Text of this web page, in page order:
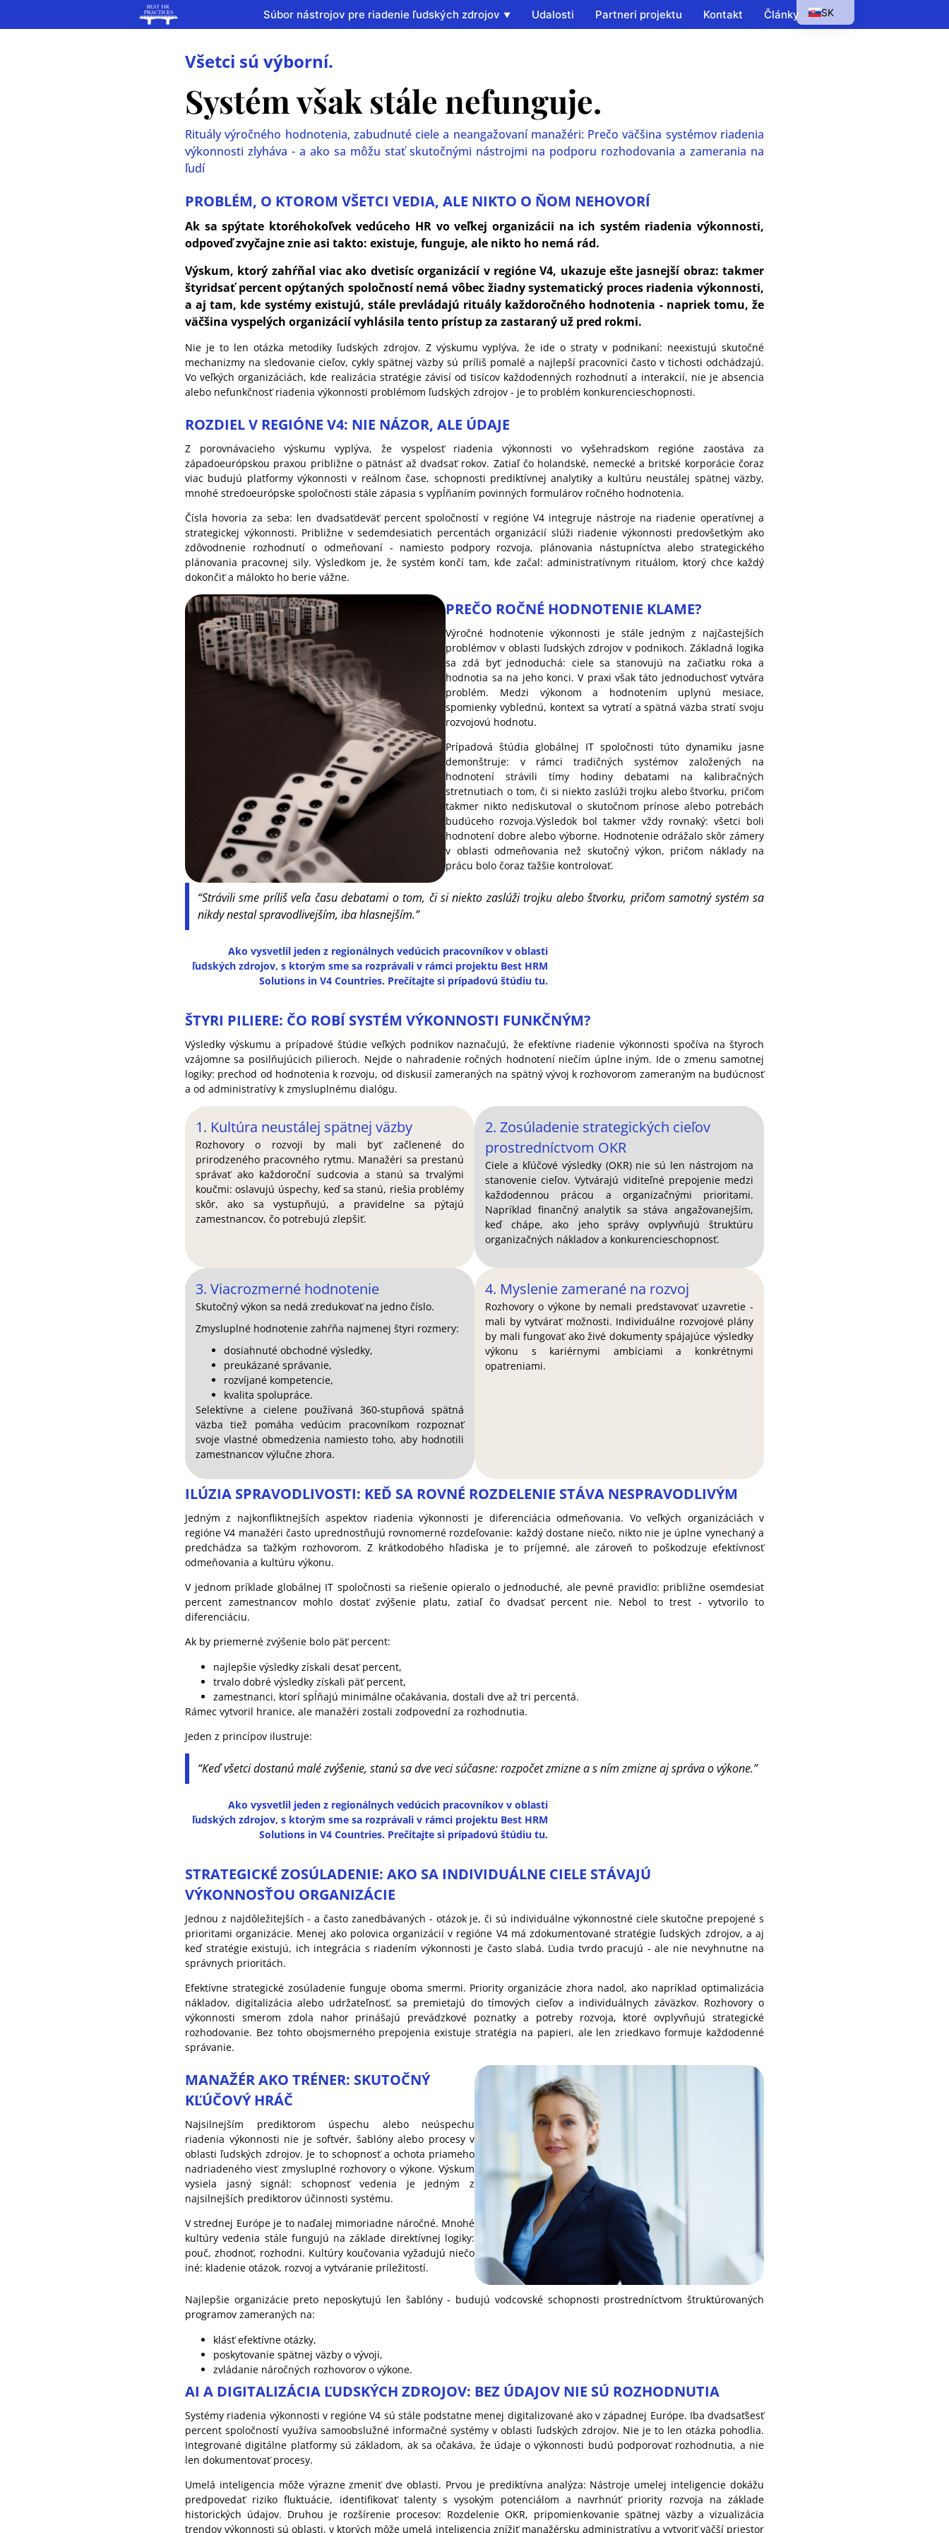
Súbor nástrojov pre riadenie ľudských zdrojov Udalosti Partneri projektu Kontakt Články
Všetci sú výborní.
Systém však stále nefunguje.
Rituály výročného hodnotenia, zabudnuté ciele a neangažovaní manažéri: Prečo väčšina systémov riadenia
výkonnosti zlyháva - a ako sa môžu stať skutočnými nástrojmi na podporu rozhodovania a zamerania na
ľudí
PROBLÉM, O KTOROM VŠETCI VEDIA, ALE NIKTO O ŇOM NEHOVORÍ
Ak sa spýtate ktoréhokoľvek vedúceho HR vo veľkej organizácii na ich systém riadenia výkonnosti,
odpoveď zvyčajne znie asi takto: existuje, funguje, ale nikto ho nemá rád.
Výskum, ktorý zahŕňal viac ako dvetisíc organizácií v regióne V4, ukazuje ešte jasnejší obraz: takmer
štyridsať percent opýtaných spoločností nemá vôbec žiadny systematický proces riadenia výkonnosti,
a aj tam, kde systémy existujú, stále prevládajú rituály každoročného hodnotenia - napriek tomu, že
väčšina vyspelých organizácií vyhlásila tento prístup za zastaraný už pred rokmi.
Nie je to len otázka metodiky ľudských zdrojov. Z výskumu vyplýva, že ide o straty v podnikaní: neexistujú skutočné
mechanizmy na sledovanie cieľov, cykly spätnej väzby sú príliš pomalé a najlepší pracovníci často v tichosti odchádzajú.
Vo veľkých organizáciách, kde realizácia stratégie závisí od tisícov každodenných rozhodnutí a interakcií, nie je absencia
alebo nefunkčnosť riadenia výkonnosti problémom ľudských zdrojov - je to problém konkurencieschopnosti.
ROZDIEL V REGIÓNE V4: NIE NÁZOR, ALE ÚDAJE
Z porovnávacieho výskumu vyplýva, že vyspelosť riadenia výkonnosti vo vyšehradskom regióne zaostáva za
západoeurópskou praxou približne o pätnásť až dvadsať rokov. Zatiaľ čo holandské, nemecké a britské korporácie čoraz
viac budujú platformy výkonnosti v reálnom čase, schopnosti prediktívnej analytiky a kultúru neustálej spätnej väzby,
mnohé stredoeurópske spoločnosti stále zápasia s vypĺňaním povinných formulárov ročného hodnotenia.
Čísla hovoria za seba: len dvadsaťdeväť percent spoločností v regióne V4 integruje nástroje na riadenie operatívnej a
strategickej výkonnosti. Približne v sedemdesiatich percentách organizácií slúži riadenie výkonnosti predovšetkým ako
zdôvodnenie rozhodnutí o odmeňovaní - namiesto podpory rozvoja, plánovania nástupníctva alebo strategického
plánovania pracovnej sily. Výsledkom je, že systém končí tam, kde začal: administratívnym rituálom, ktorý chce každý
dokončiť a málokto ho berie vážne.
PREČO ROČNÉ HODNOTENIE KLAME?
Výročné hodnotenie výkonnosti je stále jedným z najčastejších
problémov v oblasti ľudských zdrojov v podnikoch. Základná logika
sa zdá byť jednoduchá: ciele sa stanovujú na začiatku roka a
hodnotia sa na jeho konci. V praxi však táto jednoduchosť vytvára
problém. Medzi výkonom a hodnotením uplynú mesiace,
spomienky vyblednú, kontext sa vytratí a spätná väzba stratí svoju
rozvojovú hodnotu.
Prípadová štúdia globálnej IT spoločnosti túto dynamiku jasne
demonštruje: v rámci tradičných systémov založených na
hodnotení strávili tímy hodiny debatami na kalibračných
stretnutiach o tom, či si niekto zaslúži trojku alebo štvorku, pričom
takmer nikto nediskutoval o skutočnom prínose alebo potrebách
budúceho rozvoja.Výsledok bol takmer vždy rovnaký: všetci boli
hodnotení dobre alebo výborne. Hodnotenie odrážalo skôr zámery
v oblasti odmeňovania než skutočný výkon, pričom náklady na
prácu bolo čoraz ťažšie kontrolovať.
“Strávili sme príliš veľa času debatami o tom, či si niekto zaslúži trojku alebo štvorku, pričom samotný systém sa
nikdy nestal spravodlivejším, iba hlasnejším.”
Ako vysvetlil jeden z regionálnych vedúcich pracovníkov v oblasti
ľudských zdrojov, s ktorým sme sa rozprávali v rámci projektu Best HRM
Solutions in V4 Countries. Prečítajte si prípadovú štúdiu tu.
ŠTYRI PILIERE: ČO ROBÍ SYSTÉM VÝKONNOSTI FUNKČNÝM?
Výsledky výskumu a prípadové štúdie veľkých podnikov naznačujú, že efektívne riadenie výkonnosti spočíva na štyroch
vzájomne sa posilňujúcich pilieroch. Nejde o nahradenie ročných hodnotení niečím úplne iným. Ide o zmenu samotnej
logiky: prechod od hodnotenia k rozvoju, od diskusií zameraných na spätný vývoj k rozhovorom zameraným na budúcnosť
a od administratívy k zmysluplnému dialógu.
1. Kultúra neustálej spätnej väzby
Rozhovory o rozvoji by mali byť začlenené do
prirodzeného pracovného rytmu. Manažéri sa prestanú
správať ako každoroční sudcovia a stanú sa trvalými
koučmi: oslavujú úspechy, keď sa stanú, riešia problémy
skôr, ako sa vystupňujú, a pravidelne sa pýtajú
zamestnancov, čo potrebujú zlepšiť.
2. Zosúladenie strategických cieľov
prostredníctvom OKR
Ciele a kľúčové výsledky (OKR) nie sú len nástrojom na
stanovenie cieľov. Vytvárajú viditeľné prepojenie medzi
každodennou prácou a organizačnými prioritami.
Napríklad finančný analytik sa stáva angažovanejším,
keď chápe, ako jeho správy ovplyvňujú štruktúru
organizačných nákladov a konkurencieschopnosť.
3. Viacrozmerné hodnotenie
Skutočný výkon sa nedá zredukovať na jedno číslo.
Zmysluplné hodnotenie zahŕňa najmenej štyri rozmery:
dosiahnuté obchodné výsledky,
preukázané správanie,
rozvíjané kompetencie,
kvalita spolupráce.
Selektívne a cielene používaná 360-stupňová spätná
väzba tiež pomáha vedúcim pracovníkom rozpoznať
svoje vlastné obmedzenia namiesto toho, aby hodnotili
zamestnancov výlučne zhora.
4. Myslenie zamerané na rozvoj
Rozhovory o výkone by nemali predstavovať uzavretie -
mali by vytvárať možnosti. Individuálne rozvojové plány
by mali fungovať ako živé dokumenty spájajúce výsledky
výkonu s kariérnymi ambíciami a konkrétnymi
opatreniami.
ILÚZIA SPRAVODLIVOSTI: KEĎ SA ROVNÉ ROZDELENIE STÁVA NESPRAVODLIVÝM
Jedným z najkonfliktnejších aspektov riadenia výkonnosti je diferenciácia odmeňovania. Vo veľkých organizáciách v
regióne V4 manažéri často uprednostňujú rovnomerné rozdeľovanie: každý dostane niečo, nikto nie je úplne vynechaný a
predchádza sa ťažkým rozhovorom. Z krátkodobého hľadiska je to príjemné, ale zároveň to poškodzuje efektívnosť
odmeňovania a kultúru výkonu.
V jednom príklade globálnej IT spoločnosti sa riešenie opieralo o jednoduché, ale pevné pravidlo: približne osemdesiat
percent zamestnancov mohlo dostať zvýšenie platu, zatiaľ čo dvadsať percent nie. Nebol to trest - vytvorilo to
diferenciáciu.
Ak by priemerné zvýšenie bolo päť percent:
najlepšie výsledky získali desať percent,
trvalo dobré výsledky získali päť percent,
zamestnanci, ktorí spĺňajú minimálne očakávania, dostali dve až tri percentá.
Rámec vytvoril hranice, ale manažéri zostali zodpovední za rozhodnutia.
Jeden z princípov ilustruje:
“Keď všetci dostanú malé zvýšenie, stanú sa dve veci súčasne: rozpočet zmizne a s ním zmizne aj správa o výkone.”
Ako vysvetlil jeden z regionálnych vedúcich pracovníkov v oblasti
ľudských zdrojov, s ktorým sme sa rozprávali v rámci projektu Best HRM
Solutions in V4 Countries. Prečítajte si prípadovú štúdiu tu.
STRATEGICKÉ ZOSÚLADENIE: AKO SA INDIVIDUÁLNE CIELE STÁVAJÚ
VÝKONNOSŤOU ORGANIZÁCIE
Jednou z najdôležitejších - a často zanedbávaných - otázok je, či sú individuálne výkonnostné ciele skutočne prepojené s
prioritami organizácie. Menej ako polovica organizácií v regióne V4 má zdokumentované stratégie ľudských zdrojov, a aj
keď stratégie existujú, ich integrácia s riadením výkonnosti je často slabá. Ľudia tvrdo pracujú - ale nie nevyhnutne na
správnych prioritách.
Efektívne strategické zosúladenie funguje oboma smermi. Priority organizácie zhora nadol, ako napríklad optimalizácia
nákladov, digitalizácia alebo udržateľnosť, sa premietajú do tímových cieľov a individuálnych záväzkov. Rozhovory o
výkonnosti smerom zdola nahor prinášajú prevádzkové poznatky a potreby rozvoja, ktoré ovplyvňujú strategické
rozhodovanie. Bez tohto obojsmerného prepojenia existuje stratégia na papieri, ale len zriedkavo formuje každodenné
správanie.
MANAŽÉR AKO TRÉNER: SKUTOČNÝ
KĽÚČOVÝ HRÁČ
Najsilnejším prediktorom úspechu alebo neúspechu
riadenia výkonnosti nie je softvér, šablóny alebo procesy v
oblasti ľudských zdrojov. Je to schopnosť a ochota priameho
nadriadeného viesť zmysluplné rozhovory o výkone. Výskum
vysiela jasný signál: schopnosť vedenia je jedným z
najsilnejších prediktorov účinnosti systému.
V strednej Európe je to naďalej mimoriadne náročné. Mnohé
kultúry vedenia stále fungujú na základe direktívnej logiky:
pouč, zhodnoť, rozhodni. Kultúry koučovania vyžadujú niečo
iné: kladenie otázok, rozvoj a vytváranie príležitostí.
Najlepšie organizácie preto neposkytujú len šablóny - budujú vodcovské schopnosti prostredníctvom štruktúrovaných
programov zameraných na:
klásť efektívne otázky,
poskytovanie spätnej väzby o vývoji,
zvládanie náročných rozhovorov o výkone.
AI A DIGITALIZÁCIA ĽUDSKÝCH ZDROJOV: BEZ ÚDAJOV NIE SÚ ROZHODNUTIA
Systémy riadenia výkonnosti v regióne V4 sú stále podstatne menej digitalizované ako v západnej Európe. Iba dvadsaťšesť
percent spoločností využíva samoobslužné informačné systémy v oblasti ľudských zdrojov. Nie je to len otázka pohodlia.
Integrované digitálne platformy sú základom, ak sa očakáva, že údaje o výkonnosti budú podporovať rozhodnutia, a nie
len dokumentovať procesy.
Umelá inteligencia môže výrazne zmeniť dve oblasti. Prvou je prediktívna analýza: Nástroje umelej inteligencie dokážu
predpovedať riziko fluktuácie, identifikovať talenty s vysokým potenciálom a navrhnúť priority rozvoja na základe
historických údajov. Druhou je rozšírenie procesov: Rozdelenie OKR, pripomienkovanie spätnej väzby a vizualizácia
trendov výkonnosti sú oblasti, v ktorých môže umelá inteligencia znížiť manažérsku administratívu a vytvoriť väčší priestor
SK